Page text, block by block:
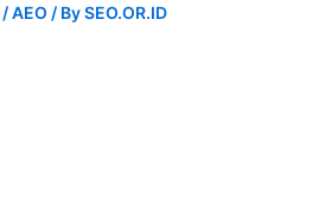
/AEO / BySEO.OR.ID